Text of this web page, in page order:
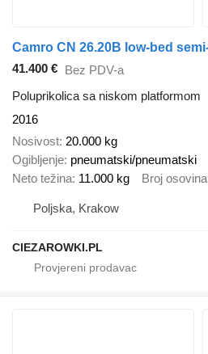
41.400 € Bez PDV-a
Poluprikolica sa niskom platformom
2016
Nosivost 20.000 kg
Ogibljenje pneumatski/pneumatski
Neto težina 11.000 kg Broj osovina
Poljska, Krakow
CIEZAROWKI.PL